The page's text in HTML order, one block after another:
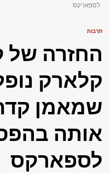
לספארקס
תרבות
החזרה של
קלארק
שמאמן
אותה
לספארקס